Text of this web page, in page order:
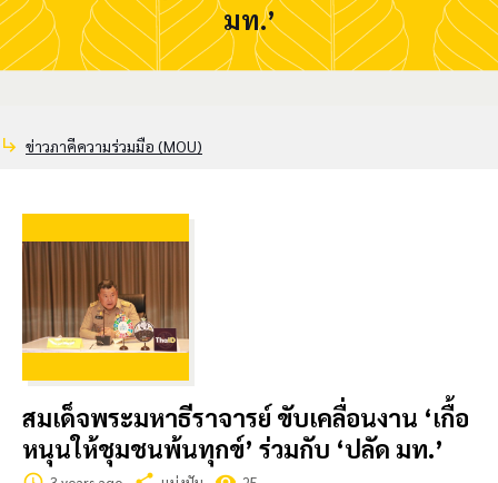
มท.’
subdirectory_arrow_right ข่าวภาคีความร่วมมือ (MOU)
สมเด็จพระมหาธีราจารย์ ขับเคลื่อนงาน ‘เกื้อ
หนุนให้ชุมชนพ้นทุกข์’ ร่วมกับ ‘ปลัด มท.’